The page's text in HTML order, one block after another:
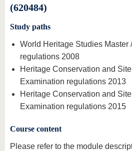
(620484)
Study paths
World Heritage Studies Master
regulations 2008
Heritage Conservation and
Examination regulations 2013
Heritage Conservation and
Examination regulations 2015
Course content
Please refer to the module